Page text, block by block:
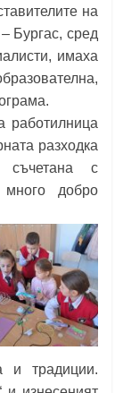
на
Бургас, сред
имаха
работилница
разходка
с
добро
и традиции.